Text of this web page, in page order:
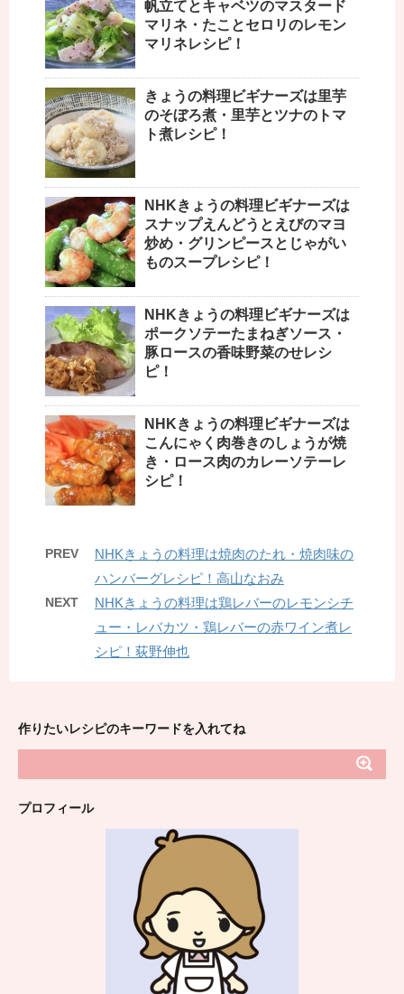
帆立てとキャベツのマスタード
マリネ・たことセロリのレモン
マリネレシピ！
きょうの料理ビギナーズは里芋
のそぼろ煮・里芋とツナのトマ
ト煮レシピ！
NHKきょうの料理ビギナーズは
スナップえんどうとえびのマヨ
炒め・グリンピースとじゃがい
ものスープレシピ！
NHKきょうの料理ビギナーズは
ポークソテーたまねぎソース・
豚ロースの香味野菜のせレシ
ピ！
NHKきょうの料理ビギナーズは
こんにゃく肉巻きのしょうが焼
き・ロース肉のカレーソテーレ
シピ！
PREV
NHKきょうの料理は焼肉のたれ・焼肉味の
ハンバーグレシピ！高山なおみ
NEXT
NHKきょうの料理は鶏レバーのレモンシチ
ュー・レバカツ・鶏レバーの赤ワイン煮レ
シピ！荻野伸也
作りたいレシピのキーワードを入れてね
プロフィール